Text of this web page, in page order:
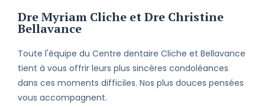
Dre Myriam Cliche et Dre Christine
Bellavance
Toute l'équipe du Centre dentaire Cliche et Bellavance
tient à vous offrir leurs plus sincères condoléances
dans ces moments difficiles. Nos plus douces pensées
vous accompagnent.